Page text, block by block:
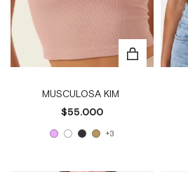
MUSCULOSA KIM
$55.000
+3